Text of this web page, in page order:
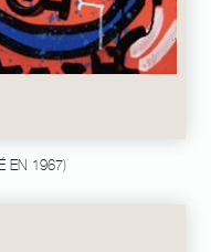
EN 1967)